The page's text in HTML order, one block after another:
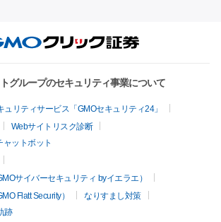
グループのセキュリティ事業について
リティサービス「GMOセキュリティ24」
Webサイトリスク診断
ットボット
サイバーセキュリティ byイエラエ）
Flatt Security）
なりすまし対策
跡